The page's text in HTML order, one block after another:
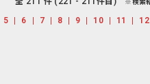
5 6 7 8 9 10 11 12